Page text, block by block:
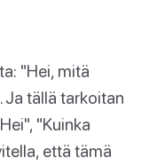
"Hei, mitä
Ja tällä tarkoitan
"Kuinka
että tämä